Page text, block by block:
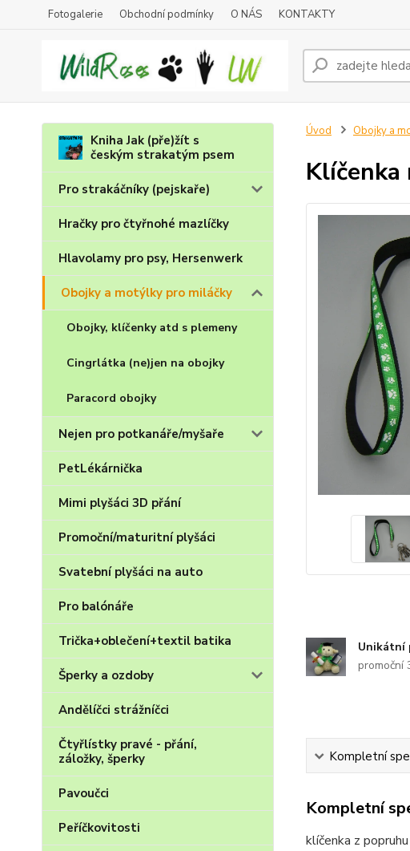
Fotogalerie Obchodní podmínky O NÁS KONTAKTY
Kniha Jak (pře)žít s
českým strakatým psem
Pro strakáčníky (pejskaře)
Hračky pro čtyřnohé mazlíčky
Hlavolamy pro psy, Hersenwerk
Obojky a motýlky pro miláčky
Obojky, klíčenky atd s plemeny
Cingrlátka (ne)jen na obojky
Paracord obojky
Nejen pro potkanáře/myšaře
PetLékárnička
Mimi plyšáci 3D přání
Promoční/maturitní plyšáci
Svatební plyšáci na auto
Pro balónáře
Trička+oblečení+textil batika
Šperky a ozdoby
Andělíčci strážníčci
Čtyřlístky pravé - přání,
záložky, šperky
Pavoučci
Peříčkovitosti
Úvod Obojky a
Klíčenka
Unikátní
promoční
Kompletní
Kompletní
klíčenka z